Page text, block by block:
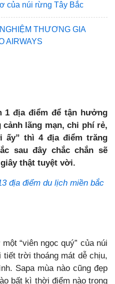
của núi rừng Tây Bắc
THƯƠNG GIA
AIRWAYS
1 địa điểm để tận hưởng
lãng mạn, chi phí rẻ,
ấy” thì 4 địa điểm trăng
sau đây chắc chắn sẽ
thật tuyệt vời.
địa điểm du lịch miền bắc
“viên ngọc quý” của núi
trời thoáng mát dễ chịu,
Sapa mùa nào cũng đẹp
bất kì thời điểm nào trong